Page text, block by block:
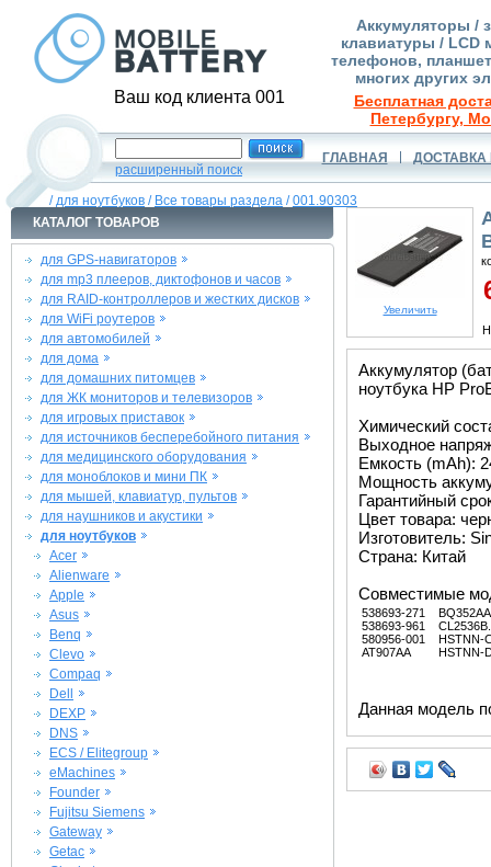
Ваш код клиента 001
Аккумуляторы /
клавиатуры / LCD
телефонов,
многих других
Бесплатная
Петербургу,
расширенный поиск
ГЛАВНАЯ ДОСТАВКА
/для ноутбуков / Все товары раздела /001.90303
КАТАЛОГ ТОВАРОВ
для GPS-навигаторов
для mp3 плееров, диктофонов и часов
для RAID-контроллеров и жестких дисков
для WiFi роутеров
для автомобилей
для дома
для домашних питомцев
для ЖК мониторов и телевизоров
для игровых приставок
для источников бесперебойного питания
для медицинского оборудования
для моноблоков и мини ПК
для мышей, клавиатур, пультов
для наушников и акустики
для ноутбуков
Acer
Alienware
Apple
Asus
Benq
Clevo
Compaq
Dell
DEXP
DNS
ECS / Elitegroup
eMachines
Founder
Fujitsu Siemens
Gateway
Getac
Увеличить
Аккумулятор
ноутбука HP
Химический
Выходное
Емкость (mAh):
Мощность
Гарантийный
Цвет товара:
Изготовитель:
Страна: Китай
Совместимые
538693-271
538693-961
580956-001
AT907AA
BQ352AA
HSTNN-
HSTNN-
Данная модель